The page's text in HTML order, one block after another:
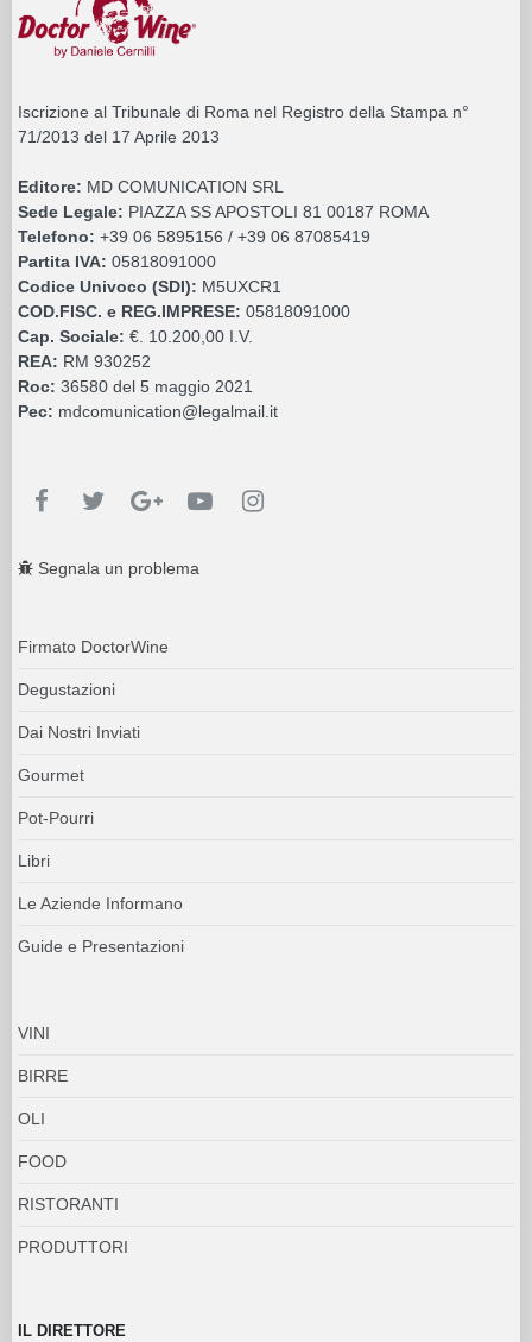
Iscrizione al Tribunale di Roma nel Registro della Stampa n°
71/2013 del 17 Aprile 2013
Editore: MD COMUNICATION SRL
Sede Legale: PIAZZA SS APOSTOLI 81 00187 ROMA
Telefono: +39 06 5895156 / +39 06 87085419
Partita IVA: 05818091000
Codice Univoco (SDI): M5UXCR1
COD.FISC. e REG.IMPRESE: 05818091000
Cap. Sociale: €. 10.200,00 I.V.
REA: RM 930252
Roc: 36580 del 5 maggio 2021
Pec: mdcomunication@legalmail.it
Segnala un problema
Firmato DoctorWine
Degustazioni
Dai Nostri Inviati
Gourmet
Pot-Pourri
Libri
Le Aziende Informano
Guide e Presentazioni
VINI
BIRRE
OLI
FOOD
RISTORANTI
PRODUTTORI
IL DIRETTORE